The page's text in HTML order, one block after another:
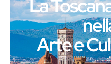
La
Arte e